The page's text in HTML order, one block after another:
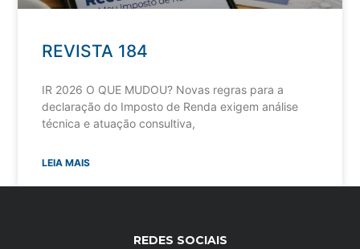
REVISTA 184
IR 2026 O QUE MUDOU? Novas regras para a
declaração do Imposto de Renda exigem análise
técnica e atuação consultiva,
LEIA MAIS
REDES SOCIAIS